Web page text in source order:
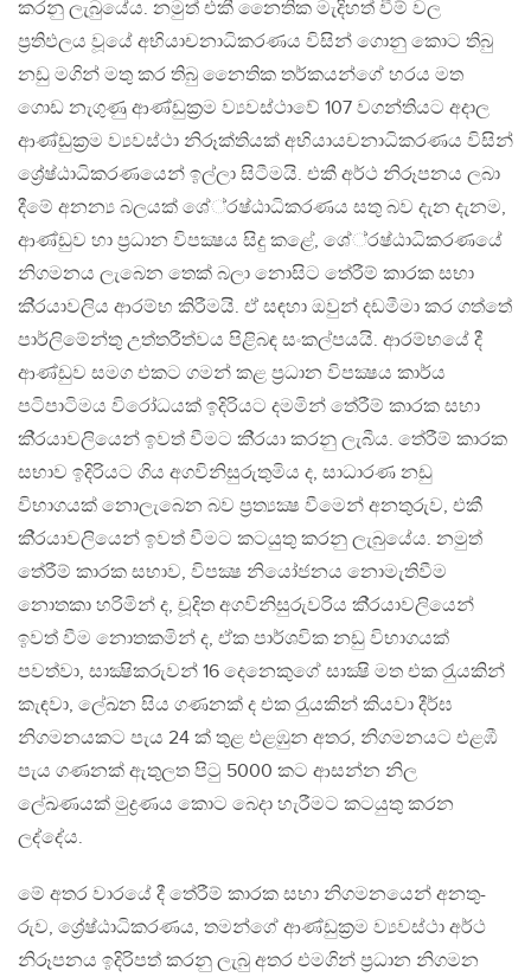
කරනු ලැබුයේය. නමුත් එකී නෛතික මැදිහත් වීම් වල
ප‍්‍රතිඵලය වූයේ අභියාචනාධිකරණය විසින් ගොනු කොට තිබු
නඩු මගින් මතු කර තිබු නෛතික තර්කයන්ගේ හරය මත
ගොඩ නැගුණු ආණ්ඩුක‍්‍රම ව්‍යවස්ථාවේ 107 වගන්තියට අදාල
ආණ්ඩුක‍්‍රම ව්‍යවස්ථා නිරූක්තියක් අභියායචනාධිකරණය විසින්
ශ්‍රේෂ්ඨාධිකරණයෙන් ඉල්ලා සිටීමයි. එකී අර්ථ නිරූපනය ලබා
දීමේ අනන්‍ය බලයක් ශේ‍්‍රෂ්ඨාධිකරණය සතු බව දැන දැනම,
ආණ්ඩුව හා ප‍්‍රධාන විපක්‍ෂය සිදු කළේ, ශේ‍්‍රෂ්ඨාධිකරණයේ
නිගමනය ලැබෙන තෙක් බලා නොසිට තේරීම් කාරක සභා
කි‍්‍රයාවලිය ආරම්භ කිරීමයි. ඒ සඳහා ඔවුන් දඩමීමා කර ගත්තේ
පාර්ලිමේන්තු උත්තරීත්වය පිළිබඳ සංකල්පයයි. ආරම්භයේ දී
ආණ්ඩුව සමග එකට ගමන් කළ ප‍්‍රධාන විපක්‍ෂය කාර්ය
පටිපාටිමය විරෝධයක් ඉදිරියට දමමින් තේරීම් කාරක සභා
කි‍්‍රයාවලියෙන් ඉවත් වීමට කි‍්‍රයා කරනු ලැබීය. තේරීම් කාරක
සභාව ඉදිරියට ගිය අගවිනිසුරුතුමිය ද, සාධාරණ නඩු
විභාගයක් නොලැබෙන බව ප‍්‍රත්‍යක්‍ෂ වීමෙන් අනතුරුව, එකී
කි‍්‍රයාවලියෙන් ඉවත් වීමට කටයුතු කරනු ලැබුයේය. නමුත්
තේරීම් කාරක සභාව, විපක්‍ෂ නියෝජනය නොමැතිවීම
නොතකා හරිමින් ද, චූදිත අගවිනිසුරුවරිය කි‍්‍රයාවලියෙන්
ඉවත් වීම නොතකමින් ද, ඒක පාර්ශවික නඩු විභාගයක්
පවත්වා, සාක්‍ෂිකරුවන් 16 දෙනෙකුගේ සාක්‍ෂි මත එක රැුයකින්
කැඳවා, ලේඛන සිය ගණනක් ද එක රැුයකින් කියවා දීර්ඝ
නිගමනයකට පැය 24 ක් තුළ එළඹුන අතර, නිගමනයට එළඹී
පැය ගණනක් ඇතුලත පිටු 5000 කට ආසන්න නිල
ලේඛණයක් මුද්‍රණය කොට බෙදා හැරීමට කටයුතු කරන
ලද්දේය.
මේ අතර වාරයේ දී තේරීම් කාරක සභා නිගමනයෙන් අනතු-
රුව, ශ්‍රේෂ්ඨාධිකරණය, තමන්ගේ ආණ්ඩුක‍්‍රම ව්‍යවස්ථා අර්ථ
නිරූපනය ඉදිරිපත් කරනු ලැබු අතර එමගින් ප‍්‍රධාන නිගමන